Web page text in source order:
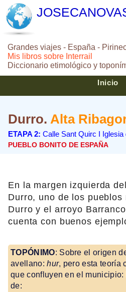
Grandes viajes - España -
Mis libros sobre Interrail
Diccionario etimológico y
Inicio
Durro. Alta
ETAPA 2: Calle Sant Quirc I
PUEBLO BONITO DE ESPAÑA
En la margen izquierda
Durro, uno de los
Durro y el arroyo
cuenta con buenos
TOPÓNIMO: Sobre el origen
avellano:hur, pero esta teoría
que confluyen en el
de: